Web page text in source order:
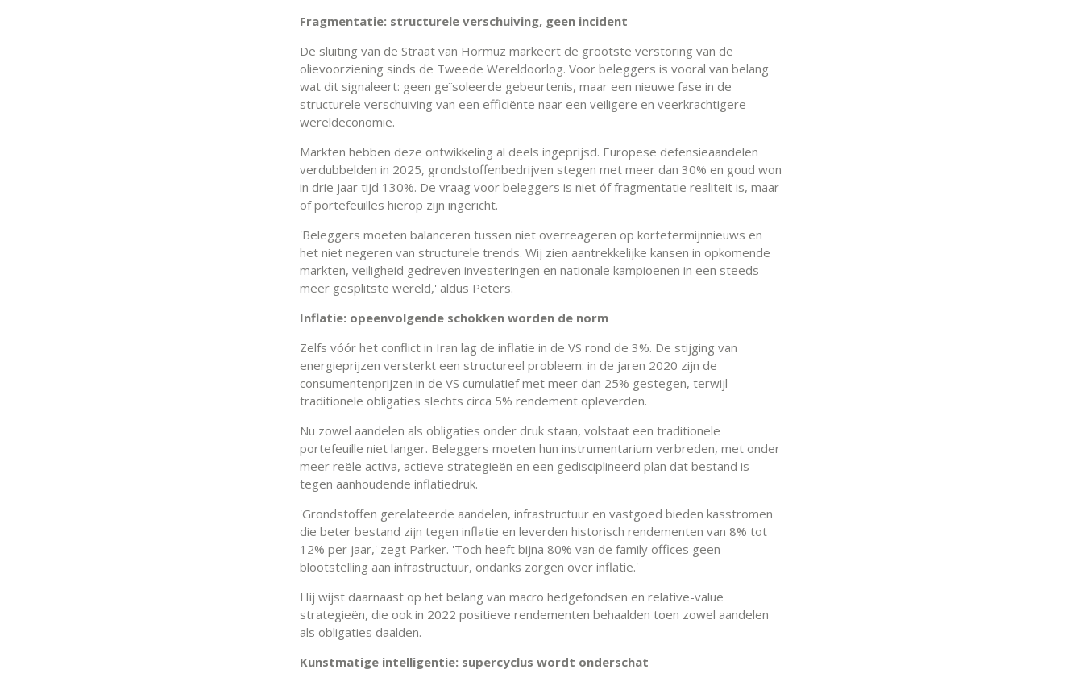
Fragmentatie: structurele verschuiving, geen incident
De sluiting van de Straat van Hormuz markeert de grootste verstoring van de
olievoorziening sinds de Tweede Wereldoorlog. Voor beleggers is vooral van belang
wat dit signaleert: geen geïsoleerde gebeurtenis, maar een nieuwe fase in de
structurele verschuiving van een efficiënte naar een veiligere en veerkrachtigere
wereldeconomie.
Markten hebben deze ontwikkeling al deels ingeprijsd. Europese defensieaandelen
verdubbelden in 2025, grondstoffenbedrijven stegen met meer dan 30% en goud won
in drie jaar tijd 130%. De vraag voor beleggers is niet óf fragmentatie realiteit is, maar
of portefeuilles hierop zijn ingericht.
'Beleggers moeten balanceren tussen niet overreageren op kortetermijnnieuws en
het niet negeren van structurele trends. Wij zien aantrekkelijke kansen in opkomende
markten, veiligheid gedreven investeringen en nationale kampioenen in een steeds
meer gesplitste wereld,' aldus Peters.
Inflatie: opeenvolgende schokken worden de norm
Zelfs vóór het conflict in Iran lag de inflatie in de VS rond de 3%. De stijging van
energieprijzen versterkt een structureel probleem: in de jaren 2020 zijn de
consumentenprijzen in de VS cumulatief met meer dan 25% gestegen, terwijl
traditionele obligaties slechts circa 5% rendement opleverden.
Nu zowel aandelen als obligaties onder druk staan, volstaat een traditionele
portefeuille niet langer. Beleggers moeten hun instrumentarium verbreden, met onder
meer reële activa, actieve strategieën en een gedisciplineerd plan dat bestand is
tegen aanhoudende inflatiedruk.
'Grondstoffen gerelateerde aandelen, infrastructuur en vastgoed bieden kasstromen
die beter bestand zijn tegen inflatie en leverden historisch rendementen van 8% tot
12% per jaar,' zegt Parker. 'Toch heeft bijna 80% van de family offices geen
blootstelling aan infrastructuur, ondanks zorgen over inflatie.'
Hij wijst daarnaast op het belang van macro hedgefondsen en relative-value
strategieën, die ook in 2022 positieve rendementen behaalden toen zowel aandelen
als obligaties daalden.
Kunstmatige intelligentie: supercyclus wordt onderschat